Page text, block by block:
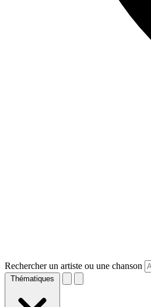
Rechercher un artiste ou une chanson
Thématiques